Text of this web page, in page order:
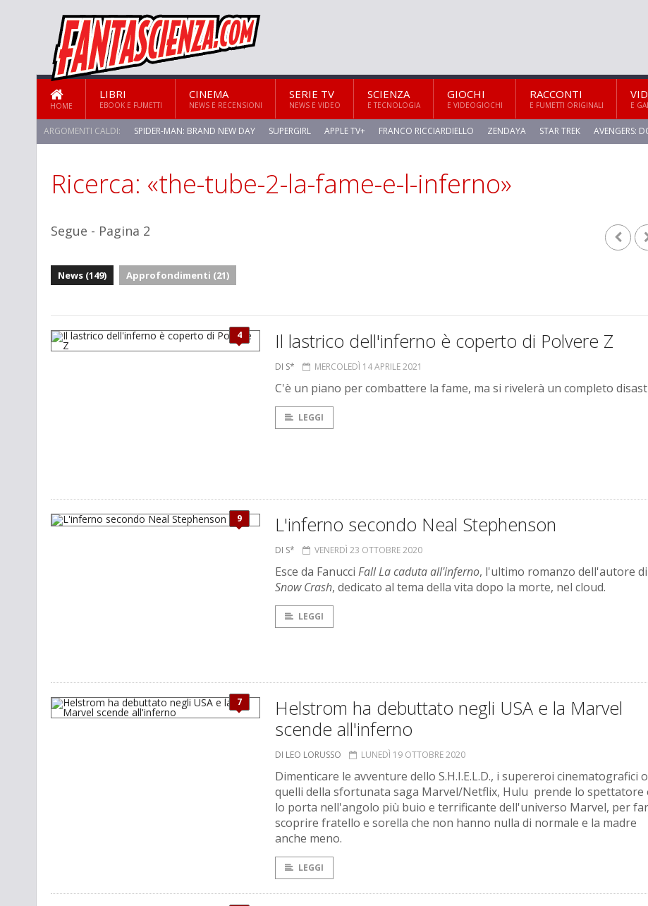
HOME
LIBRI
EBOOK E FUMETTI
CINEMA
NEWS E RECENSIONI
SERIE TV
NEWS E VIDEO
SCIENZA
E TECNOLOGIA
GIOCHI
E VIDEOGIOCHI
RACCONTI
E FUMETTI ORIGINALI E
ARGOMENTI CALDI: SPIDER-MAN: BRAND NEW DAY SUPERGIRL APPLE TV+ FRANCO RICCIARDIELLO ZENDAYA STAR TREK AVENGERS:
STAR TREK: STRANGE NEW WORLDS
Ricerca: «the-tube-2-la-fame-e-l-inferno»
Segue - Pagina 2
News (149) Approfondimenti (21)
4 Il lastrico dell'inferno è coperto di Polvere Z
DI S* MERCOLEDÌ 14 APRILE 2021
C'è un piano per combattere la fame, ma si rivelerà un completo
LEGGI
9 L'inferno secondo Neal Stephenson
DI S* VENERDÌ 23 OTTOBRE 2020
Esce da Fanucci Fall La caduta all'inferno, l'ultimo romanzo dell'autore di
Snow Crash, dedicato al tema della vita dopo la morte, nel cloud.
LEGGI
7
Helstrom ha debuttato negli USA e la Marvel
scende all'inferno
DI LEO LORUSSO LUNEDÌ 19 OTTOBRE 2020
Dimenticare le avventure dello S.H.I.E.L.D., i supereroi cinematografici o
quelli della sfortunata saga Marvel/Netflix, Hulu prende lo spettatore
lo porta nell'angolo più buio e terrificante dell'universo Marvel, per
scoprire fratello e sorella che non hanno nulla di normale e la madre
anche meno.
LEGGI